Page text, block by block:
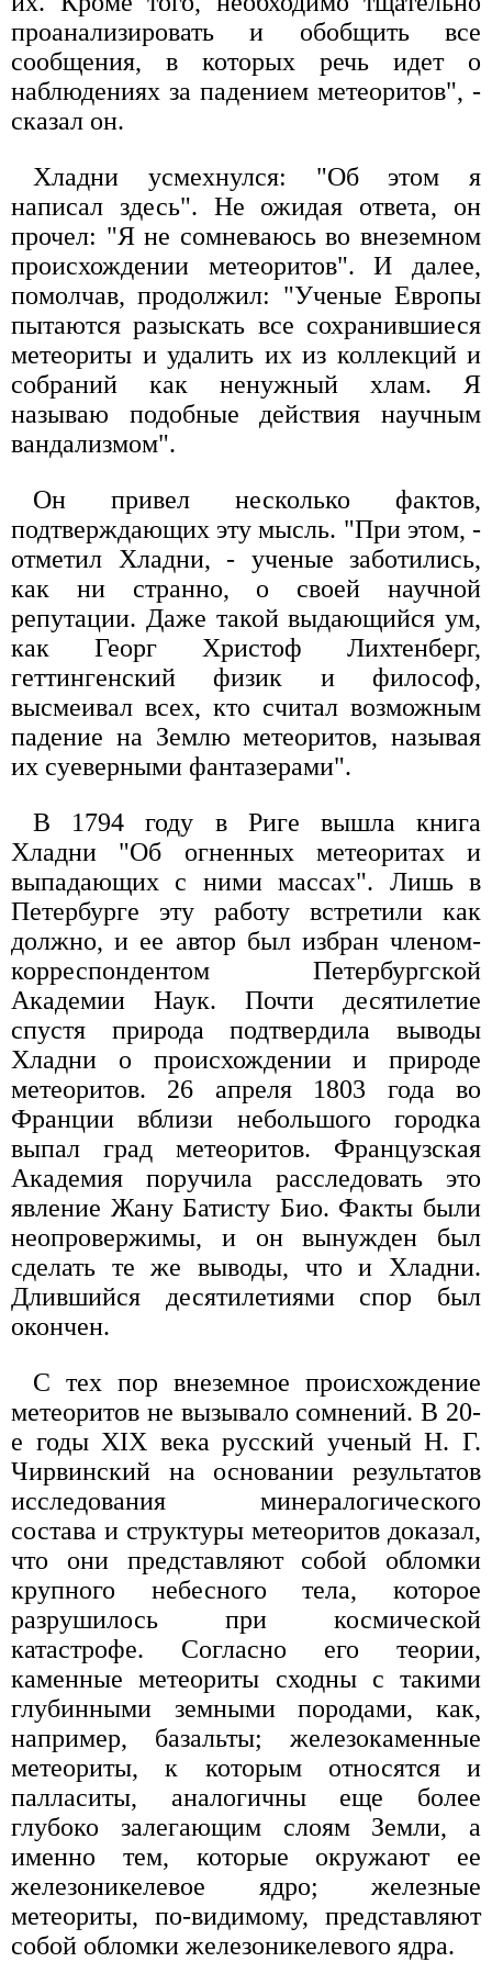
проанализировать и обобщить все
сообщения, в которых речь идет о
наблюдениях за падением метеоритов", -
сказал он.
Хладни усмехнулся: "Об этом я
написал здесь". Не ожидая ответа, он
прочел: "Я не сомневаюсь во внеземном
происхождении метеоритов". И далее,
помолчав, продолжил: "Ученые Европы
пытаются разыскать все сохранившиеся
метеориты и удалить их из коллекций и
собраний как ненужный хлам. Я
называю подобные действия научным
вандализмом".
Он привел несколько фактов,
подтверждающих эту мысль. "При этом, -
отметил Хладни, - ученые заботились,
как ни странно, о своей научной
репутации. Даже такой выдающийся ум,
как Георг Христоф Лихтенберг,
геттингенский физик и философ,
высмеивал всех, кто считал возможным
падение на Землю метеоритов, называя
их суеверными фантазерами".
В 1794 году в Риге вышла книга
Хладни "Об огненных метеоритах и
выпадающих с ними массах". Лишь в
Петербурге эту работу встретили как
должно, и ее автор был избран членом-
корреспондентом Петербургской
Академии Наук. Почти десятилетие
спустя природа подтвердила выводы
Хладни о происхождении и природе
метеоритов. 26 апреля 1803 года во
Франции вблизи небольшого городка
выпал град метеоритов. Французская
Академия поручила расследовать это
явление Жану Батисту Био. Факты были
неопровержимы, и он вынужден был
сделать те же выводы, что и Хладни.
Длившийся десятилетиями спор был
окончен.
С тех пор внеземное происхождение
метеоритов не вызывало сомнений. В 20-
е годы XIX века русский ученый Н. Г.
Чирвинский на основании результатов
исследования минералогического
состава и структуры метеоритов доказал,
что они представляют собой обломки
крупного небесного тела, которое
разрушилось при космической
катастрофе. Согласно его теории,
каменные метеориты сходны с такими
глубинными земными породами, как,
например, базальты; железокаменные
метеориты, к которым относятся и
палласиты, аналогичны еще более
глубоко залегающим слоям Земли, а
именно тем, которые окружают ее
железоникелевое ядро; железные
метеориты, по-видимому, представляют
собой обломки железоникелевого ядра.